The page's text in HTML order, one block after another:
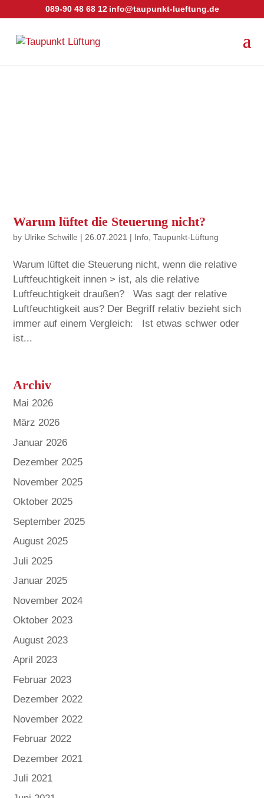
089-90 48 68 12 info@taupunkt-lueftung.de
Warum lüftet die Steuerung nicht?
by Ulrike Schwille | 26.07.2021 | Info ,Taupunkt-Lüftung
Warum lüftet die Steuerung nicht, wenn die relative
Luftfeuchtigkeit innen > ist, als die relative
Luftfeuchtigkeit draußen? Was sagt der relative
Luftfeuchtigkeit aus? Der Begriff relativ bezieht sich
immer auf einem Vergleich: Ist etwas schwer oder
ist...
Archiv
Mai 2026
März 2026
Januar 2026
Dezember 2025
November 2025
Oktober 2025
September 2025
August 2025
Juli 2025
Januar 2025
November 2024
Oktober 2023
August 2023
April 2023
Februar 2023
Dezember 2022
November 2022
Februar 2022
Dezember 2021
Juli 2021